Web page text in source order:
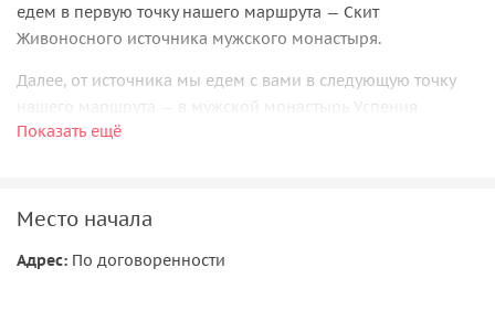
едем в первую точку нашего маршрута — Скит
Живоносного источника мужского монастыря.
Далее, от источника мы едем с вами в следующую точку
нашего маршрута — в мужской монастырь Успения
пресвятой Богородицы Калужская Свято — Тихоновская
Толстого Дзержинского района.
В монастыре осмотрим интереснейший музей монастыря,
Показать ещё
Место начала
Адрес: По договоренности